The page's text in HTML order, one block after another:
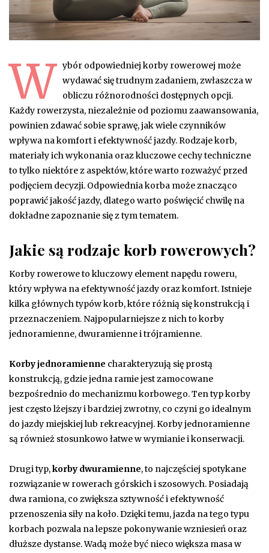
W ybór odpowiedniej korby rowerowej może
wydawać się trudnym zadaniem, zwłaszcza w
obliczu różnorodności dostępnych opcji.
Każdy rowerzysta, niezależnie od poziomu zaawansowania,
powinien zdawać sobie sprawę, jak wiele czynników
wpływa na komfort i efektywność jazdy. Rodzaje korb,
materiały ich wykonania oraz kluczowe cechy techniczne
to tylko niektóre z aspektów, które warto rozważyć przed
podjęciem decyzji. Odpowiednia korba może znacząco
poprawić jakość jazdy, dlatego warto poświęcić chwilę na
dokładne zapoznanie się z tym tematem.
Jakie są rodzaje korb rowerowych?
Korby rowerowe to kluczowy element napędu roweru,
który wpływa na efektywność jazdy oraz komfort. Istnieje
kilka głównych typów korb, które różnią się konstrukcją i
przeznaczeniem. Najpopularniejsze z nich to korby
jednoramienne, dwuramienne i trójramienne.
Korby jednoramienne charakteryzują się prostą
konstrukcją, gdzie jedna ramie jest zamocowane
bezpośrednio do mechanizmu korbowego. Ten typ korby
jest często lżejszy i bardziej zwrotny, co czyni go idealnym
do jazdy miejskiej lub rekreacyjnej. Korby jednoramienne
są również stosunkowo łatwe w wymianie i konserwacji.
Drugi typ,korby dwuramienne, to najczęściej spotykane
rozwiązanie w rowerach górskich i szosowych. Posiadają
dwa ramiona, co zwiększa sztywność i efektywność
przenoszenia siły na koło. Dzięki temu, jazda na tego typu
korbach pozwala na lepsze pokonywanie wzniesień oraz
dłuższe dystanse. Wadą może być nieco większa masa w